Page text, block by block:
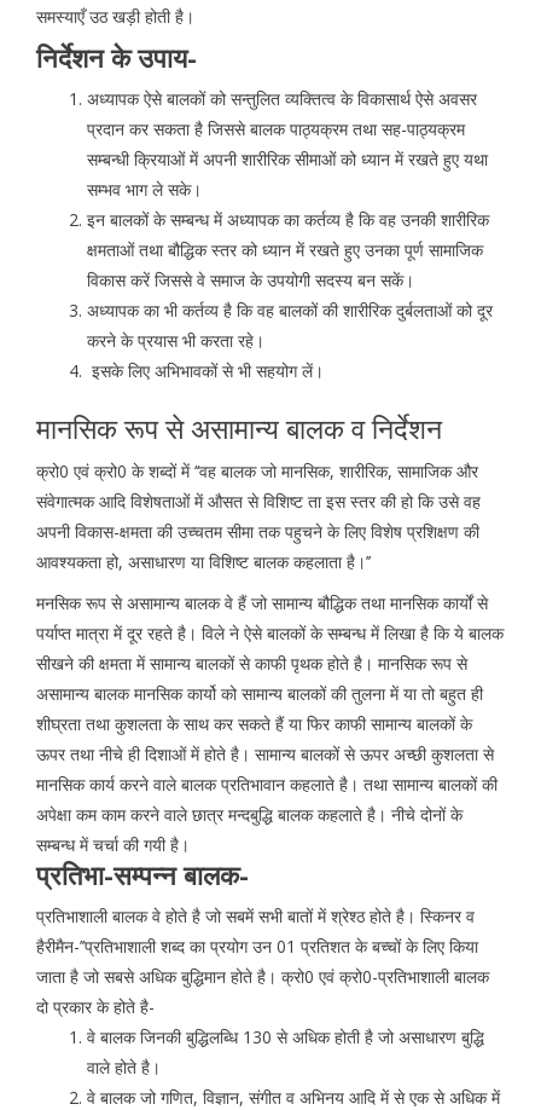
समस्याएँ उठ खड़ी होती है।
निर्देशन के उपाय-
अध्यापक ऐसे बालकों को सन्तुलित व्यक्तित्व के विकासार्थ ऐसे अवसर
प्रदान कर सकता है जिससे बालक पाठ्यक्रम तथा सह-पाठ्यक्रम
सम्बन्धी क्रियाओं में अपनी शारीरिक सीमाओं को ध्यान में रखते हुए यथा
सम्भव भाग ले सके।
इन बालकों के सम्बन्ध में अध्यापक का कर्तव्य है कि वह उनकी शारीरिक
क्षमताओं तथा बौद्धिक स्तर को ध्यान में रखते हुए उनका पूर्ण सामाजिक
विकास करें जिससे वे समाज के उपयोगी सदस्य बन सकें।
अध्यापक का भी कर्तव्य है कि वह बालकों की शारीरिक दुर्बलताओं को दूर
करने के प्रयास भी करता रहे।
इसके लिए अभिभावकों से भी सहयोग लें।
मानसिक रूप से असामान्य बालक व निर्देशन
क्रो0 एवं क्रो0 के शब्दों में ‘‘वह बालक जो मानसिक, शारीरिक, सामाजिक और
संवेगात्मक आदि विशेषताओं में औसत से विशिष्ट ता इस स्तर की हो कि उसे वह
अपनी विकास-क्षमता की उच्चतम सीमा तक पहुचने के लिए विशेष प्रशिक्षण की
आवश्यकता हो, असाधारण या विशिष्ट बालक कहलाता है।’’
मनसिक रूप से असामान्य बालक वे हैं जो सामान्य बौद्धिक तथा मानसिक कार्यों से
पर्याप्त मात्रा में दूर रहते है। विले ने ऐसे बालकों के सम्बन्ध में लिखा है कि ये बालक
सीखने की क्षमता में सामान्य बालकों से काफी पृथक होते है। मानसिक रूप से
असामान्य बालक मानसिक कार्यो को सामान्य बालकों की तुलना में या तो बहुत ही
शीघ्रता तथा कुशलता के साथ कर सकते हैं या फिर काफी सामान्य बालकों के
ऊपर तथा नीचे ही दिशाओं में होते है। सामान्य बालकों से ऊपर अच्छी कुशलता से
मानसिक कार्य करने वाले बालक प्रतिभावान कहलाते है। तथा सामान्य बालकों की
अपेक्षा कम काम करने वाले छात्र मन्दबुद्धि बालक कहलाते है। नीचे दोनों के
सम्बन्ध में चर्चा की गयी है।
प्रतिभा-सम्पन्न बालक-
प्रतिभाशाली बालक वे होते है जो सबमें सभी बातों में श्रेश्ठ होते है। स्किनर व
हैरीमैन-’’प्रतिभाशाली शब्द का प्रयोग उन 01 प्रतिशत के बच्चों के लिए किया
जाता है जो सबसे अधिक बुद्धिमान होते है। क्रो0 एवं क्रो0-प्रतिभाशाली बालक
दो प्रकार के होते है-
वे बालक जिनकी बुद्धिलब्धि 130 से अधिक होती है जो असाधारण बुद्धि
वाले होते है।
वे बालक जो गणित, विज्ञान, संगीत व अभिनय आदि में से एक से अधिक में